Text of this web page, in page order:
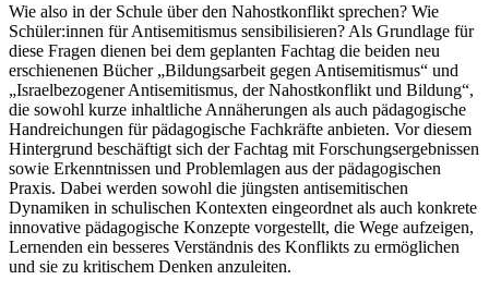
Wie also in der Schule über den Nahostkonflikt sprechen? Wie
Schüler:innen für Antisemitismus sensibilisieren? Als Grundlage für
diese Fragen dienen bei dem geplanten Fachtag die beiden neu
erschienenen Bücher „Bildungsarbeit gegen Antisemitismus“ und
„Israelbezogener Antisemitismus, der Nahostkonflikt und Bildung“,
die sowohl kurze inhaltliche Annäherungen als auch pädagogische
Handreichungen für pädagogische Fachkräfte anbieten. Vor diesem
Hintergrund beschäftigt sich der Fachtag mit Forschungsergebnissen
sowie Erkenntnissen und Problemlagen aus der pädagogischen
Praxis. Dabei werden sowohl die jüngsten antisemitischen
Dynamiken in schulischen Kontexten eingeordnet als auch konkrete
innovative pädagogische Konzepte vorgestellt, die Wege aufzeigen,
Lernenden ein besseres Verständnis des Konflikts zu ermöglichen
und sie zu kritischem Denken anzuleiten.